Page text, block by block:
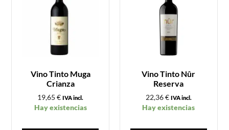
Vino Tinto Muga
Crianza
19,65€ IVA incl.
Hay existencias
Vino Tinto Nûr
Reserva
22,36€ IVA incl.
Hay existencias